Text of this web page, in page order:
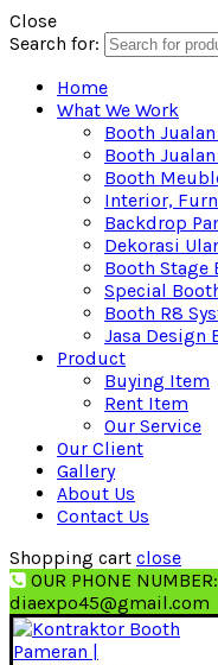
Close
Search for:
Home
What We Work
Booth
Booth
Booth
Interior,
Backdrop
Dekorasi
Booth Stage
Special
Booth R8
Jasa Design
Product
Buying Item
Rent Item
Our Service
Our Client
Gallery
About Us
Contact Us
Shopping cart close
OUR PHONE
diaexpo45@gmail.com